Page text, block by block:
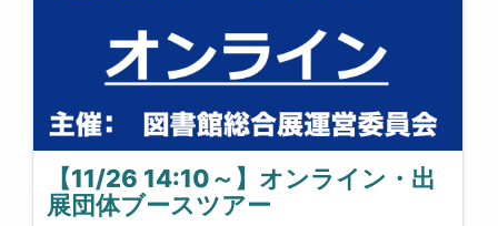
【11/26 14:10～】オンライン・出
展団体ブースツアー